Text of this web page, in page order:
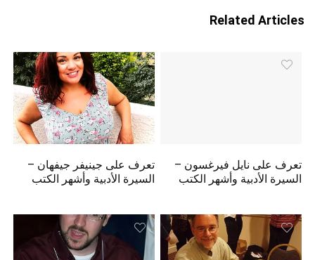
Related Articles
تعرف على نايل فيرغسون –
السيرة الأدبية وأشهر الكتب
تعرف على جينيفر جيفهان –
السيرة الأدبية وأشهر الكتب